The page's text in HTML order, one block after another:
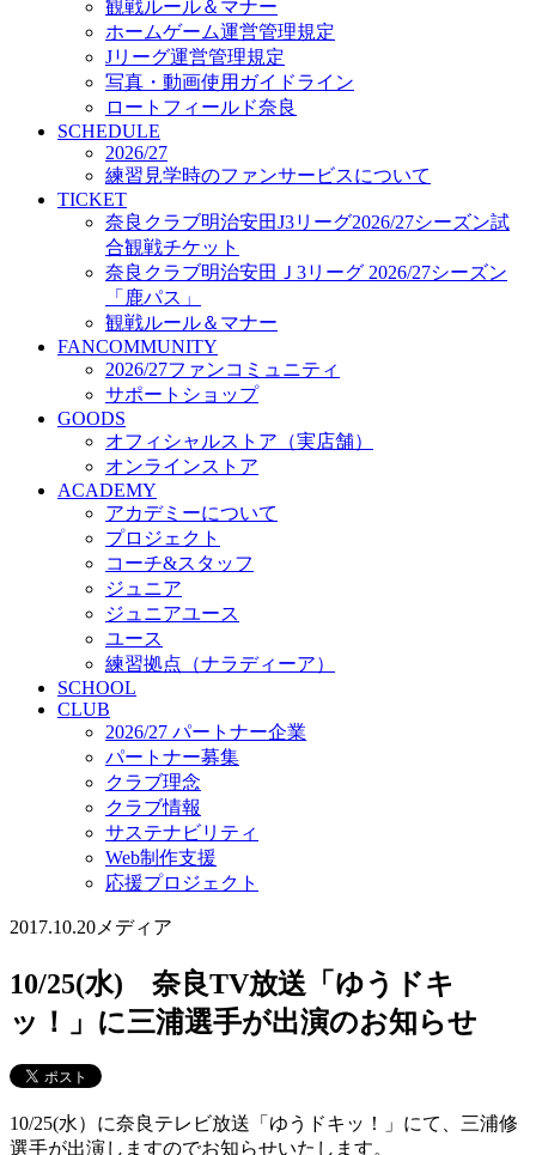
オンラインストア
ACADEMY
アカデミーについて
プロジェクト
コーチ&スタッフ
ジュニア
ジュニアユース
ユース
練習拠点（ナラディーア）
SCHOOL
CLUB
2026/27 パートナー企業
パートナー募集
クラブ理念
クラブ情報
サステナビリティ
Web制作支援
応援プロジェクト
観戦ルール＆マナー
ホームゲーム運営管理規定
Jリーグ運営管理規定
写真・動画使用ガイドライン
ロートフィールド奈良
SCHEDULE
2026/27
練習見学時のファンサービスについて
TICKET
奈良クラブ明治安田J3リーグ2026/27シーズン試
合観戦チケット
奈良クラブ明治安田Ｊ3リーグ 2026/27シーズン
「鹿パス」
観戦ルール＆マナー
FANCOMMUNITY
2026/27ファンコミュニティ
サポートショップ
GOODS
オフィシャルストア（実店舗）
オンラインストア
ACADEMY
アカデミーについて
プロジェクト
コーチ&スタッフ
ジュニア
ジュニアユース
ユース
練習拠点（ナラディーア）
SCHOOL
CLUB
2026/27 パートナー企業
パートナー募集
クラブ理念
クラブ情報
サステナビリティ
Web制作支援
応援プロジェクト
2017.10.20 メディア
10/25(水) 奈良TV放送「ゆうドキ
ッ！」に三浦選手が出演のお知らせ
10/25(水）に奈良テレビ放送「ゆうドキッ！」にて、三浦修
選手が出演しますのでお知らせいたします。